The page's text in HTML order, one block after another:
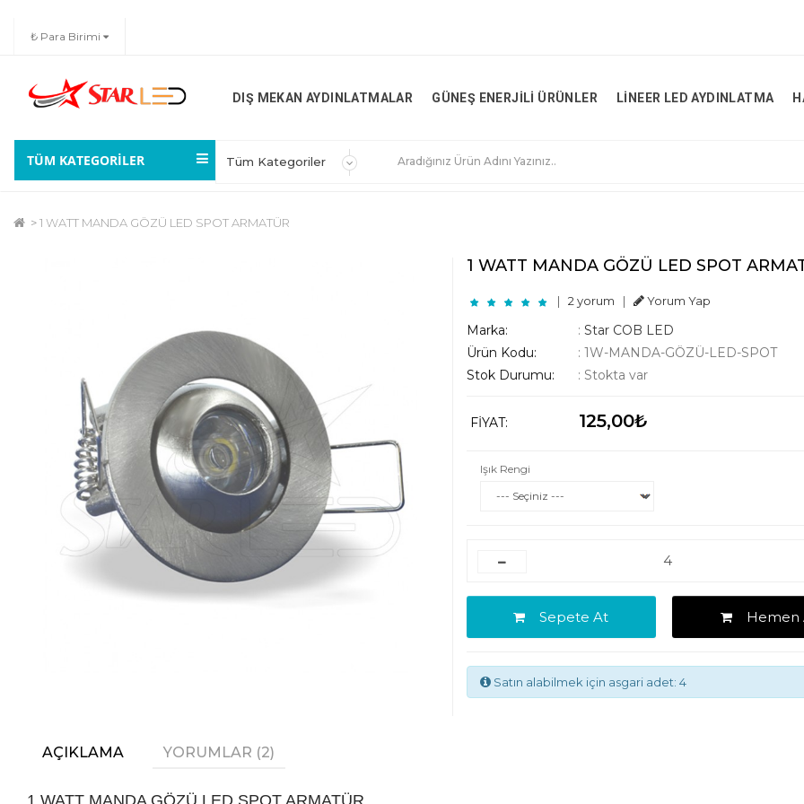
₺ Para Birimi
DIŞ MEKAN AYDINLATMALAR GÜNEŞ ENERJILI ÜRÜNLER LINEER LED AYDINLATMA
TÜM KATEGORİLER
1 WATT MANDA GÖZÜ LED SPOT ARMATÜR
1 WATT MANDA GÖZÜ LED SPOT
| 2 yorum | Yorum Yap
Marka: : Star COB LED
Ürün Kodu:
: 1W-MANDA-GÖZÜ-LED-SPOT
Stok Durumu:
: Stokta var
FIYAT: 125,00₺
Işık Rengi
Sepete At Hemen
Satın alabilmek için asgari adet: 4
AÇIKLAMA YORUMLAR (2)
1 WATT MANDA GÖZÜ LED SPOT ARMATÜR